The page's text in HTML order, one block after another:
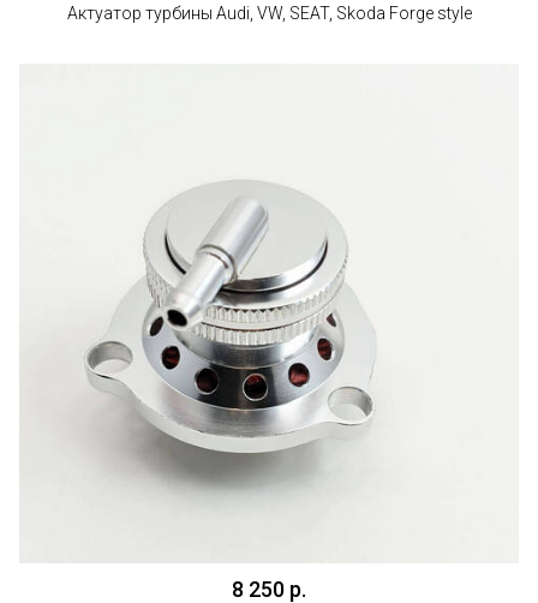
Aктуатор турбины Audi, VW, SEAT, Skoda Forge style
8 250 р.